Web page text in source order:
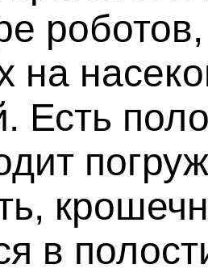
на
Есть
в